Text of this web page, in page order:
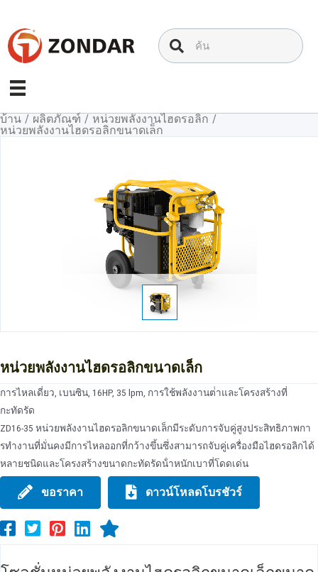
เนื้อหา
บ้าน / ผลิตภัณฑ์ / หน่วยพลังงานไฮดรอลิก /
หน่วยพลังงานไฮดรอลิกขนาดเล็ก
หน่วยพลังงานไฮดรอลิกขนาดเล็ก
การไหลเดี่ยว, เบนซิน, 16HP, 35 lpm, การใช้พลังงานต่ําและโครงสร้างที่
กะทัดรัด
ZD16-35 หน่วยพลังงานไฮดรอลิกขนาดเล็กมีระดับการจับคู่สูงประสิทธิภาพกา
รทํางานที่มั่นคงมีการไหลออกที่กว้างขึ้นซึ่งสามารถจับคู่เครื่องมือไฮดรอลิกได้
หลายชนิดและโครงสร้างขนาดกะทัดรัดน้ําหนักเบาที่โดดเด่น
ขอราคา ดาวน์โหลดโบรชัวร์